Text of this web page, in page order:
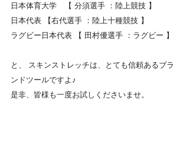
日本体育大学　【 分須選手 ：陸上競技 】
日本代表 【右代選手 ：陸上十種競技 】
ラグビー日本代表 【 田村優選手 ：ラグビー 】
と、 スキンストレッチは、とても信頼あるブラ
ンドツールですよ♪
是非、皆様も一度お試しくださいませ。